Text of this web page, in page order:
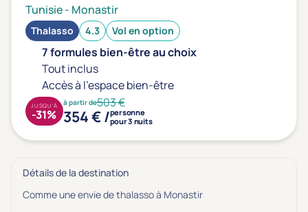
Sport
Yoga
Offres spéciales
Vente Flash & Promo
Offres spéciales Solo
(0)
Tunisie- Monastir
Thalasso 4.3 Vol en option
7 formules bien-être au choix
Tout inclus
Accès à l'espace bien-être
à partir de503 €
354 € /personne
pour 3 nuits
JUSQU'À
-31%
Détails de la destination
Comme une envie de thalasso à Monastir